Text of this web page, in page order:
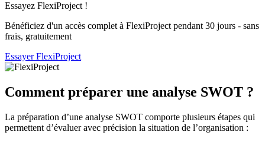
Essayez FlexiProject !
Bénéficiez d'un accès complet à FlexiProject pendant 30 jours - sans
frais, gratuitement
Essayer FlexiProject
Comment préparer une analyse SWOT ?
La préparation d’une analyse SWOT comporte plusieurs étapes qui
permettent d’évaluer avec précision la situation de l’organisation :